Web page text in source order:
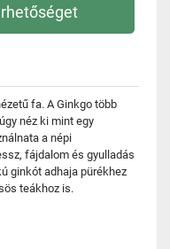
fa. A Ginkgo több
néz ki mint egy
a népi
fájdalom és gyulladás
ginkót adhaja pürékhez
teákhoz is.